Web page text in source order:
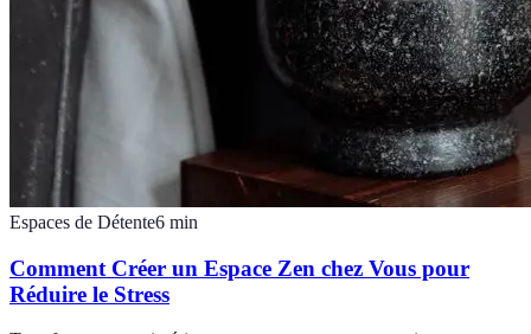
Espaces de Détente6 min
Comment Créer un Espace Zen chez Vous pour
Réduire le Stress